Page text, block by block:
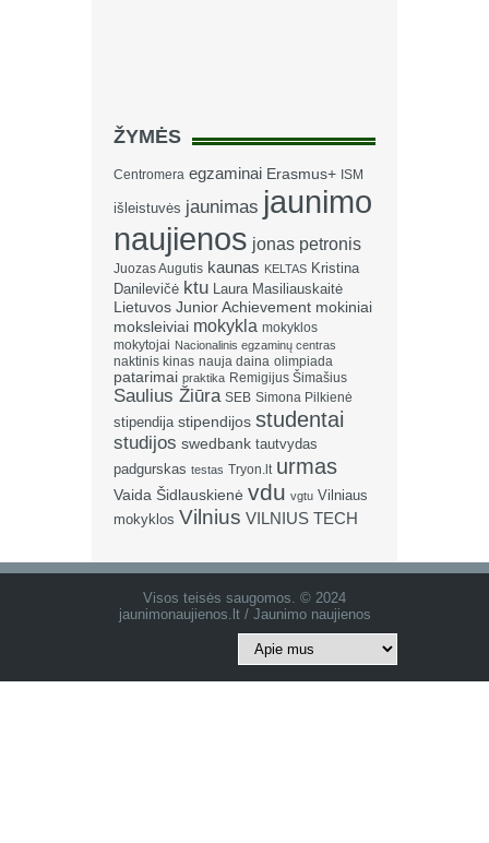
ŽYMĖS
Centromera egzaminai Erasmus+ ISM
išleistuvės jaunimas jaunimo
naujienos jonas petronis
Juozas Augutis kaunas KELTAS Kristina
Danilevičė ktu Laura Masiliauskaitė
Lietuvos Junior Achievement mokiniai
moksleiviai mokykla mokyklos
mokytojai Nacionalinis egzaminų centras
naktinis kinas nauja daina olimpiada
patarimai praktika Remigijus Šimašius
Saulius Žiūra SEB Simona Pilkienė
stipendija stipendijos studentai
studijos swedbank tautvydas
padgurskas testas Tryon.lt urmas
Vaida Šidlauskienė vdu vgtu Vilniaus
mokyklos Vilnius VILNIUS TECH
Visos teisės saugomos. © 2024
jaunimonaujienos.lt / Jaunimo naujienos